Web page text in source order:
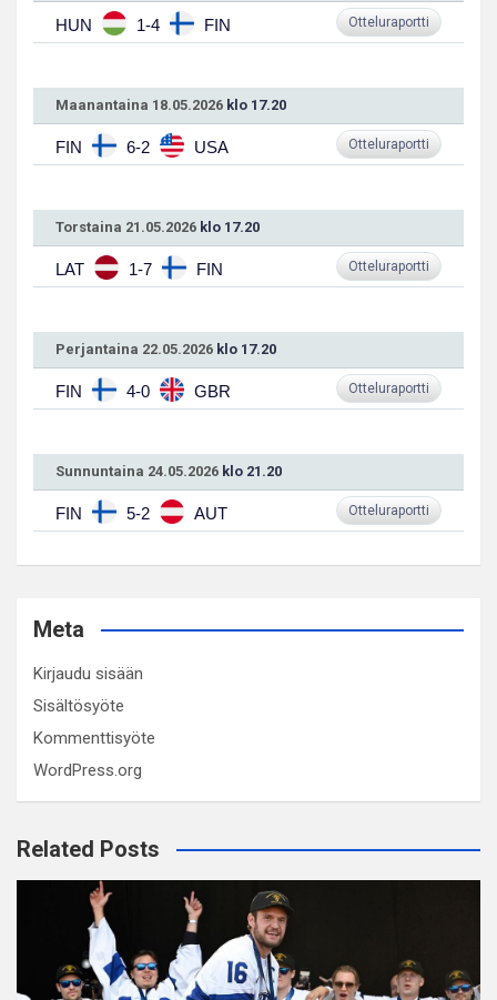
HUN 1-4 FIN Otteluraportti
Maanantaina 18.05.2026 klo 17.20
FIN 6-2 USA Otteluraportti
Torstaina 21.05.2026 klo 17.20
LAT 1-7 FIN Otteluraportti
Perjantaina 22.05.2026 klo 17.20
FIN 4-0 GBR Otteluraportti
Sunnuntaina 24.05.2026 klo 21.20
FIN 5-2 AUT Otteluraportti
Meta
Kirjaudu sisään
Sisältösyöte
Kommenttisyöte
WordPress.org
Related Posts